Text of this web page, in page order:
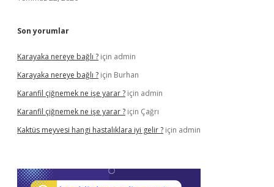
Son yorumlar
Karayaka nereye bağlı ? için admin
Karayaka nereye bağlı ? için Burhan
Karanfil çiğnemek ne işe yarar ? için admin
Karanfil çiğnemek ne işe yarar ? için Çağrı
Kaktüs meyvesi hangi hastalıklara iyi gelir ? için admin